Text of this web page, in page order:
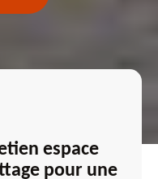
espace
pour une